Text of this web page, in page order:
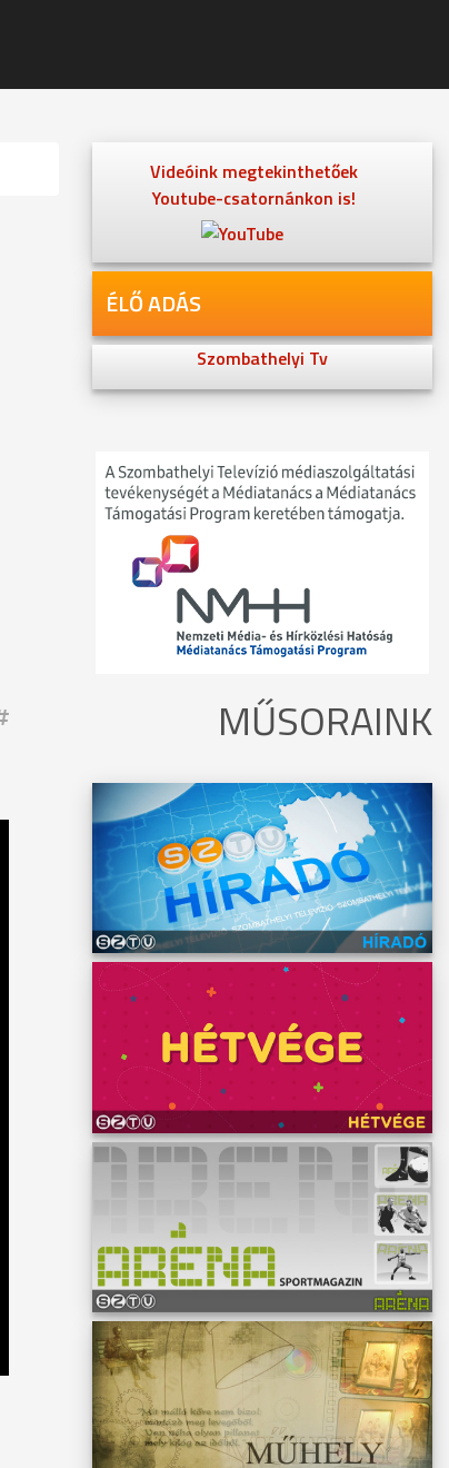
Videóink megtekinthetőek
Youtube-csatornánkon is!
ÉLŐ ADÁS
Szombathelyi Tv
MŰSORAINK